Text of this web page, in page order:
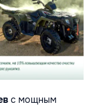
с мощным